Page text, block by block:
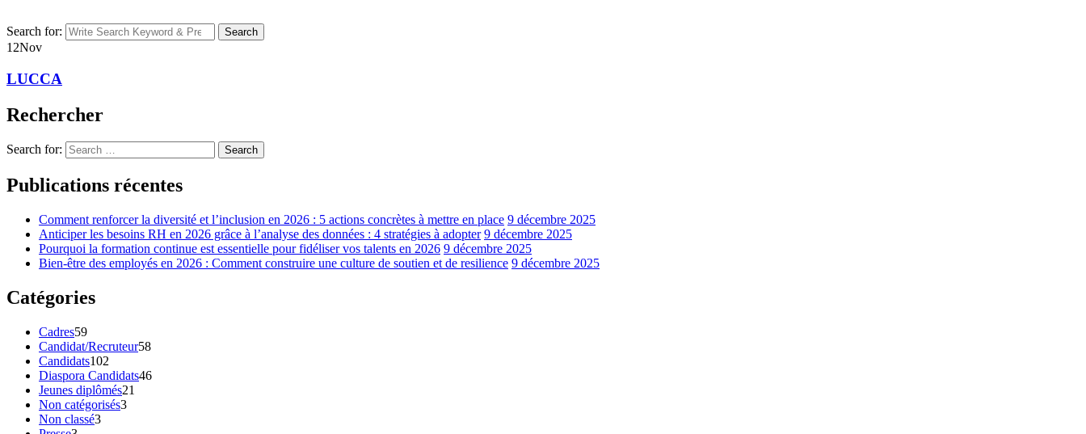
Search for: Search
12Nov
LUCCA
Rechercher
Search for: Search
Publications récentes
Comment renforcer la diversité et l’inclusion en 2026 : 5 actions concrètes à mettre en place 9 décembre 2025
Anticiper les besoins RH en 2026 grâce à l’analyse des données : 4 stratégies à adopter 9 décembre 2025
Pourquoi la formation continue est essentielle pour fidéliser vos talents en 2026 9 décembre 2025
Bien-être des employés en 2026 : Comment construire une culture de soutien et de resilience 9 décembre 2025
Catégories
Cadres59
Candidat/Recruteur58
Candidats102
Diaspora Candidats46
Jeunes diplômés21
Non catégorisés3
Non classé3